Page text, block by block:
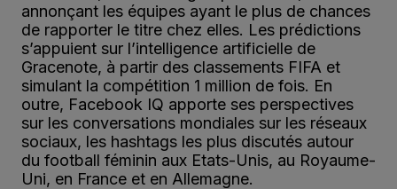
annonçant les équipes ayant le plus de chances
de rapporter le titre chez elles. Les prédictions
s’appuient sur l’intelligence artificielle de
Gracenote, à partir des classements FIFA et
simulant la compétition 1 million de fois. En
outre, Facebook IQ apporte ses perspectives
sur les conversations mondiales sur les réseaux
sociaux, les hashtags les plus discutés autour
du football féminin aux Etats-Unis, au Royaume-
Uni, en France et en Allemagne.